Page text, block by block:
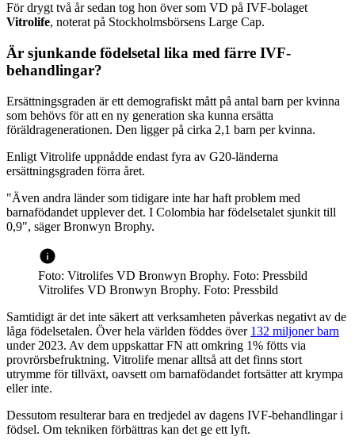
För drygt två år sedan tog hon över som VD på IVF-bolaget
Vitrolife, noterat på Stockholmsbörsens Large Cap.
Är sjunkande födelsetal lika med färre IVF-
behandlingar?
Ersättningsgraden är ett demografiskt mått på antal barn per kvinna
som behövs för att en ny generation ska kunna ersätta
föräldragenerationen. Den ligger på cirka 2,1 barn per kvinna.
Enligt Vitrolife uppnådde endast fyra av G20-länderna
ersättningsgraden förra året.
"Även andra länder som tidigare inte har haft problem med
barnafödandet upplever det. I Colombia har födelsetalet sjunkit till
0,9", säger Bronwyn Brophy.
Foto: Vitrolifes VD Bronwyn Brophy. Foto: Pressbild
Vitrolifes VD Bronwyn Brophy. Foto: Pressbild
Samtidigt är det inte säkert att verksamheten påverkas negativt av de
låga födelsetalen. Över hela världen föddes över 132 miljoner barn
under 2023. Av dem uppskattar FN att omkring 1% fötts via
provrörsbefruktning. Vitrolife menar alltså att det finns stort
utrymme för tillväxt, oavsett om barnafödandet fortsätter att krympa
eller inte.
Dessutom resulterar bara en tredjedel av dagens IVF-behandlingar i
födsel. Om tekniken förbättras kan det ge ett lyft.